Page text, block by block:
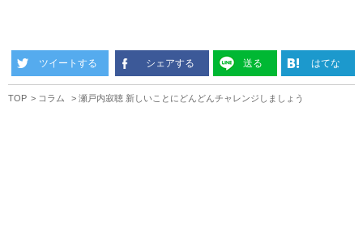
ツイートする シェアする 送る はてな
TOP コラム 瀬戸内寂聴 新しいことにどんどんチャレンジしましょう